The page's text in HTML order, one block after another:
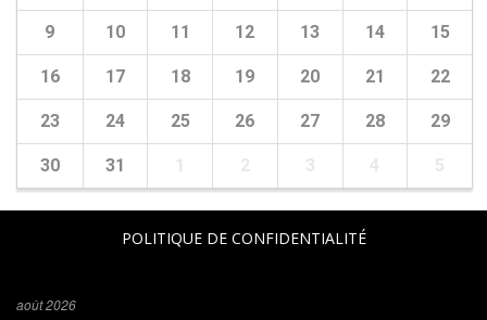
9 10 11 12 13 14 15
16 17 18 19 20 21 22
23 24 25 26 27 28 29
30 31
POLITIQUE DE CONFIDENTIALITÉ
août 2026